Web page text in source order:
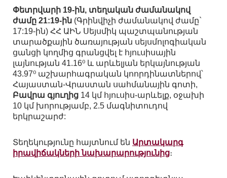
Փետրվարի 19-ին, տեղական ժամանակով
ժամը 21:19-ին (Գրինվիչի ժամանակով ժամը`
17:19-ին) ՀՀ ԱԻՆ Սեյսմիկ պաշտպանության
տարածքային ծառայության սեյսմոլոգիական
ցանցի կողմից գրանցվել է հյուսիսային
լայնության 41.16⁰ և արևելյան երկայնության
43.97⁰ աշխարհագրական կոորդինատներով՝
Հայաստան-Վրաստան սահմանային գոտի,
Բավրա գյուղից 14 կմ հյուսիս-արևելք, օջախի
10 կմ խորությամբ, 2.5 մագնիտուդով
երկրաշարժ:
Տեղեկությունը հայտնում են Արտակարգ
իրավիճակների նախարարությունից։